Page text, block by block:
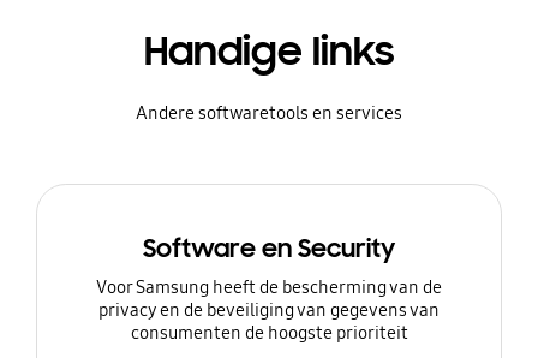
Handige links
Andere softwaretools en services
Software en Security
Voor Samsung heeft de bescherming van de
privacy en de beveiliging van gegevens van
consumenten de hoogste prioriteit